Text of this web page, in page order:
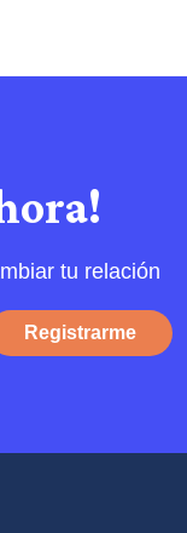
tu relación
Registrarme